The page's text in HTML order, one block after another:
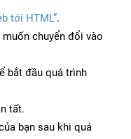
tới HTML”.
muốn chuyển đổi vào
bắt đầu quá trình
tất.
bạn sau khi quá